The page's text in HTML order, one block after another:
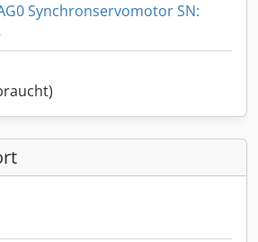
Synchronservomotor SN: